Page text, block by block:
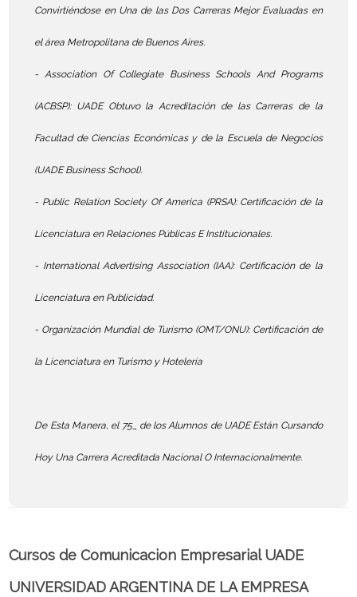
Convirtiéndose en Una de las Dos Carreras Mejor Evaluadas en
el área Metropolitana de Buenos Aires.
- Association Of Collegiate Business Schools And Programs
(ACBSP): UADE Obtuvo la Acreditación de las Carreras de la
Facultad de Ciencias Económicas y de la Escuela de Negocios
(UADE Business School).
- Public Relation Society Of America (PRSA): Certificación de la
Licenciatura en Relaciones Públicas E Institucionales.
- International Advertising Association (IAA): Certificación de la
Licenciatura en Publicidad.
- Organización Mundial de Turismo (OMT/ONU): Certificación de
la Licenciatura en Turismo y Hotelería
De Esta Manera, el 75_ de los Alumnos de UADE Están Cursando
Hoy Una Carrera Acreditada Nacional O Internacionalmente.
Cursos de Comunicacion Empresarial UADE
UNIVERSIDAD ARGENTINA DE LA EMPRESA